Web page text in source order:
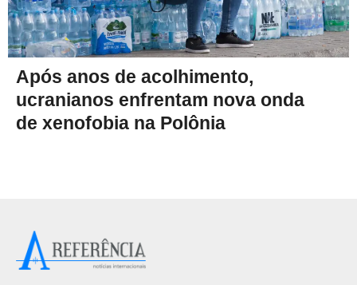
Após anos de acolhimento,
ucranianos enfrentam nova onda
de xenofobia na Polônia